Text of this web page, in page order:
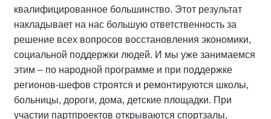
квалифицированное большинство. Этот результат
накладывает на нас большую ответственность за
решение всех вопросов восстановления экономики,
социальной поддержки людей. И мы уже занимаемся
этим – по народной программе и при поддержке
регионов-шефов строятся и ремонтируются школы,
больницы, дороги, дома, детские площадки. При
участии партпроектов открываются спортзалы,